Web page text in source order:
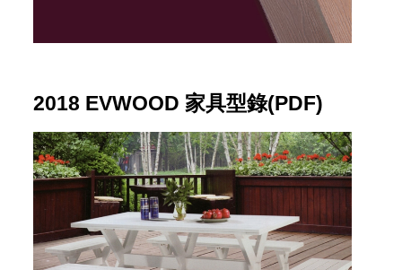
2018 EVWOOD 家具型錄(PDF)